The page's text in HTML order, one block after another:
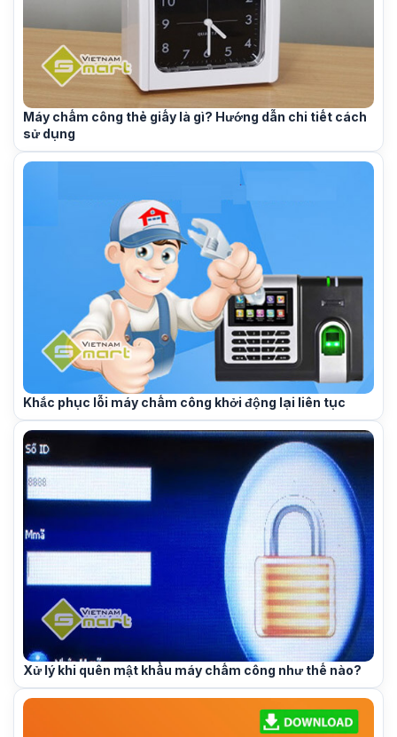
Máy chấm công thẻ giấy là gì? Hướng dẫn chi tiết cách
sử dụng
Khắc phục lỗi máy chấm công khởi động lại liên tục
Xử lý khi quên mật khẩu máy chấm công như thế nào?